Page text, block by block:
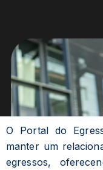
O Portal do
manter um
egressos,